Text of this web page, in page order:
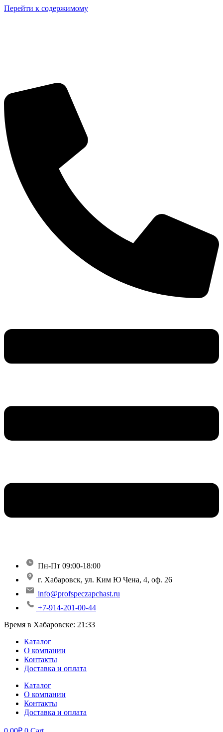
Перейти к содержимому
Пн-Пт 09:00-18:00
г. Хабаровск, ул. Ким Ю Чена, 4, оф. 26
info@profspeczapchast.ru
+7-914-201-00-44
Время в Хабаровске: 21:33
Каталог
О компании
Контакты
Доставка и оплата
Каталог
О компании
Контакты
Доставка и оплата